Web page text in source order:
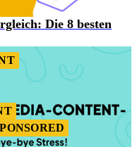
Die 8 besten